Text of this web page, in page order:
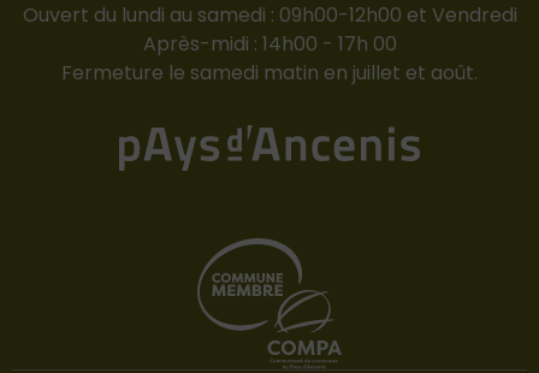
Ouvert du lundi au samedi : 09h00-12h00 et Vendredi
Après-midi : 14h00 - 17h 00
Fermeture le samedi matin en juillet et août.